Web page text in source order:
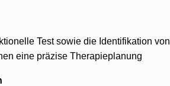
Test sowie die Identifikation von
eine präzise Therapieplanung